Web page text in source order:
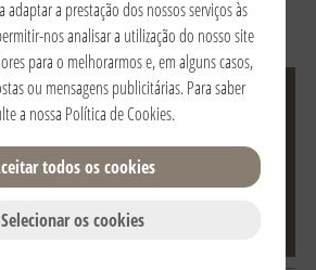
2023 2022 2021 2020 2019 2018
2012 2011 2010 2009 2008 2007 2006
País
a prestação dos nossos serviços às
nos analisar a utilização do nosso site
para o melhorarmos e, em alguns casos,
ou mensagens publicitárias. Para saber
a nossa Política de Cookies.
Selecionar os cookies
todos os cookies